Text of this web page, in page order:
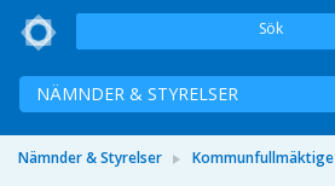
Sök
NÄMNDER & STYRELSER
Nämnder & Styrelser Kommunfullmäktige